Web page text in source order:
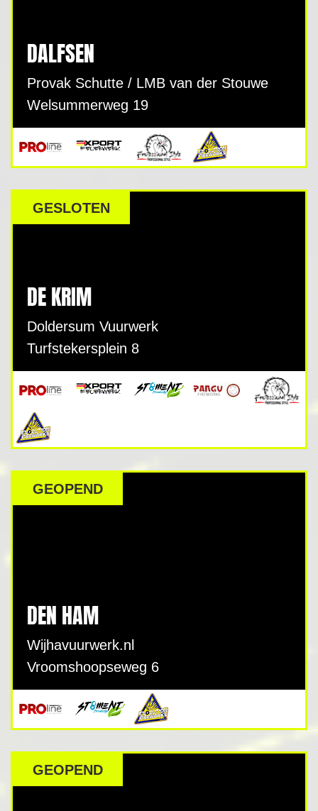
DALFSEN
Provak Schutte / LMB van der Stouwe
Welsummerweg 19
GESLOTEN
DE KRIM
Doldersum Vuurwerk
Turfstekersplein 8
GEOPEND
DEN HAM
Wijhavuurwerk.nl
Vroomshoopseweg 6
GEOPEND